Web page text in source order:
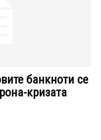
банкноти се
кризата